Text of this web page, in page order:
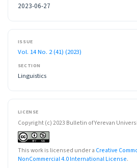
2023-06-27
ISSUE
Vol. 14 No. 2 (41) (2023)
SECTION
Linguistics
LICENSE
Copyright (c) 2023 Bulletin of Yerevan
This work is licensed under a Creative
NonCommercial 4.0 International License.